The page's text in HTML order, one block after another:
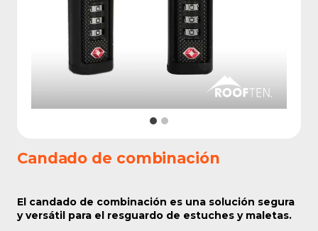
Candado de combinación
El candado de combinación es una solución segura
y versátil para el resguardo de estuches y maletas.